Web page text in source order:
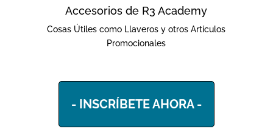
Accesorios de R3 Academy
Cosas Útiles como Llaveros y otros Artículos
Promocionales
- INSCRÍBETE AHORA -